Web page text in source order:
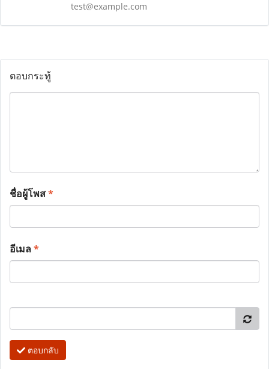
test@example.com
ตอบกระทู้
ชื่อผู้โพส*
อีเมล*
ตอบกลับ